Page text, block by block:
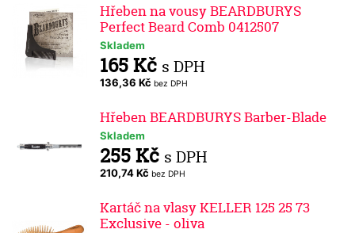
Hřeben na vousy BEARDBURYS
Perfect Beard Comb 0412507
Skladem
165 Kč s DPH
136,36 Kč bez DPH
Hřeben BEARDBURYS Barber-Blade
Skladem
255 Kč s DPH
210,74 Kč bez DPH
Kartáč na vlasy KELLER 125 25 73
Exclusive - oliva